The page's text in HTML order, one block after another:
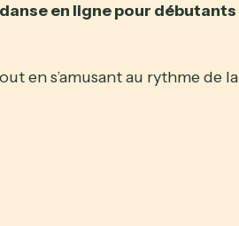
danse en ligne pour débutants
en s’amusant au rythme de la